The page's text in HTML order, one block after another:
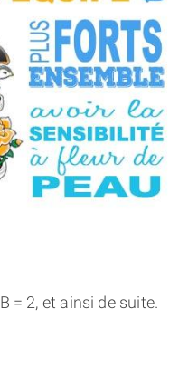
= 2, et ainsi de suite.
NUMÉROLOGIE
PRÉNOMS